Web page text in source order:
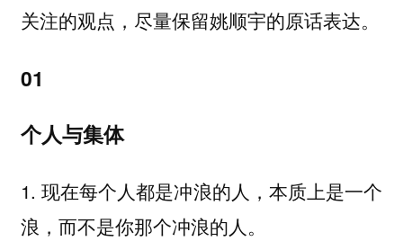
关注的观点，尽量保留姚顺宇的原话表达。
01
个人与集体
1. 现在每个人都是冲浪的人，本质上是一个
浪，而不是你那个冲浪的人。